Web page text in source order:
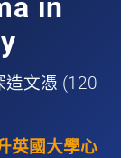
造文憑 (120
英國大學心